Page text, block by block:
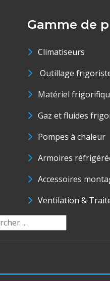
Gamme de
Climatiseurs
Outillage
Matériel
Gaz et fluides
Pompes à chaleur
Armoires
Accessoires
Ventilation &